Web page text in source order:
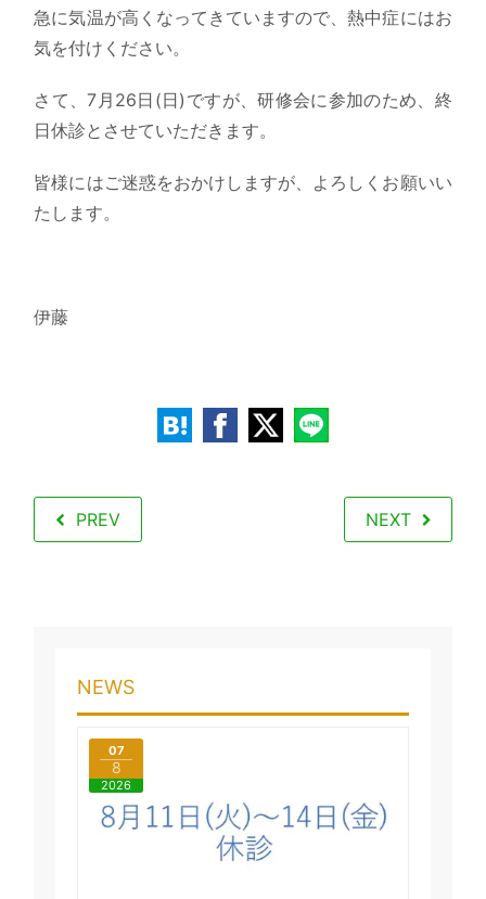
急に気温が高くなってきていますので、熱中症にはお
気を付けください。
さて、7月26日(日)ですが、研修会に参加のため、終
日休診とさせていただきます。
皆様にはご迷惑をおかけしますが、よろしくお願いい
たします。
伊藤
PREV NEXT
NEWS
07
8
2026